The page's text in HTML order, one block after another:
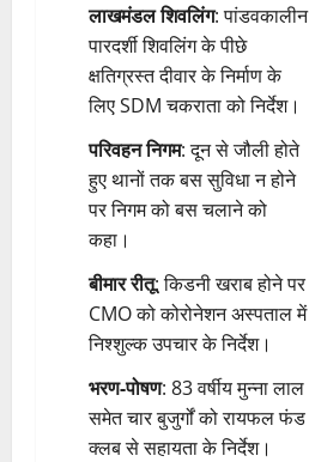
लाखमंडल शिवलिंग: पांडवकालीन
पारदर्शी शिवलिंग के पीछे
क्षतिग्रस्त दीवार के निर्माण के
लिए SDM चकराता को निर्देश।
परिवहन निगम: दून से जौली होते
हुए थानों तक बस सुविधा न होने
पर निगम को बस चलाने को
कहा।
बीमार रीतू: किडनी खराब होने पर
CMO को कोरोनेशन अस्पताल में
निश्शुल्क उपचार के निर्देश।
भरण-पोषण: 83 वर्षीय मुन्ना लाल
समेत चार बुजुर्गों को रायफल फंड
क्लब से सहायता के निर्देश।